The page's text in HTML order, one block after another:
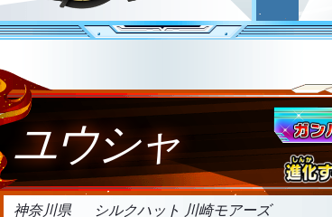
ユウシャ
神奈川県 シルクハット 川崎モアーズ